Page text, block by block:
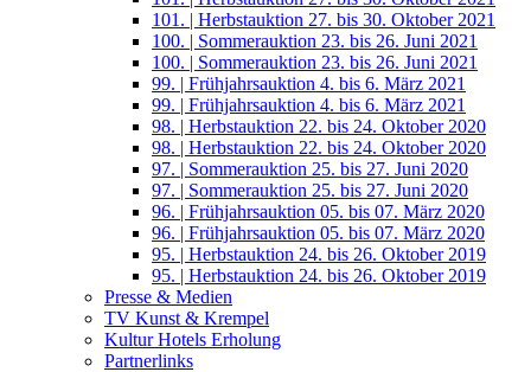
101. | Herbstauktion 27. bis 30. Oktober 2021
100. | Sommerauktion 23. bis 26. Juni 2021
100. | Sommerauktion 23. bis 26. Juni 2021
99. | Frühjahrsauktion 4. bis 6. März 2021
99. | Frühjahrsauktion 4. bis 6. März 2021
98. | Herbstauktion 22. bis 24. Oktober 2020
98. | Herbstauktion 22. bis 24. Oktober 2020
97. | Sommerauktion 25. bis 27. Juni 2020
97. | Sommerauktion 25. bis 27. Juni 2020
96. | Frühjahrsauktion 05. bis 07. März 2020
96. | Frühjahrsauktion 05. bis 07. März 2020
95. | Herbstauktion 24. bis 26. Oktober 2019
95. | Herbstauktion 24. bis 26. Oktober 2019
Presse & Medien
TV Kunst & Krempel
Kultur Hotels Erholung
Partnerlinks